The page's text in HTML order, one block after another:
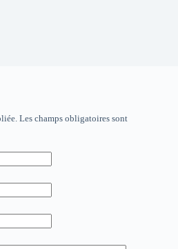
Les champs obligatoires sont